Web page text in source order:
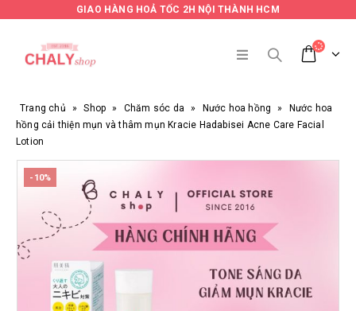
GIAO HÀNG HOẢ TỐC 2H NỘI THÀNH HCM
Trang chủ » Shop » Chăm sóc da » Nước hoa hồng »
Nước hoa
hồng cải thiện mụn và thâm mụn Kracie Hadabisei Acne Care Facial
Lotion
-10%